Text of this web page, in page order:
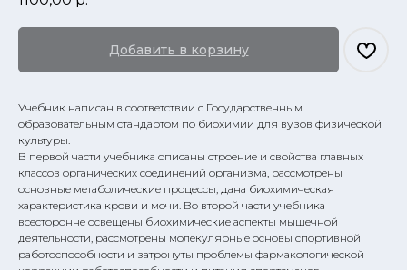
Добавить в корзину
Учебник написан в соответствии с Государственным
образовательным стандартом по биохимии для вузов физической
культуры.
В первой части учебника описаны строение и свойства главных
классов органических соединений организма, рассмотрены
основные метаболические процессы, дана биохимическая
характеристика крови и мочи. Во второй части учебника
всесторонне освещены биохимические аспекты мышечной
деятельности, рассмотрены молекулярные основы спортивной
работоспособности и затронуты проблемы фармакологической